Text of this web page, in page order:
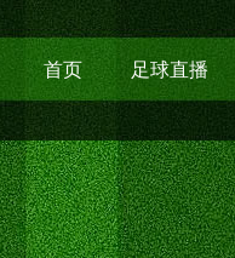
首页 足球直播